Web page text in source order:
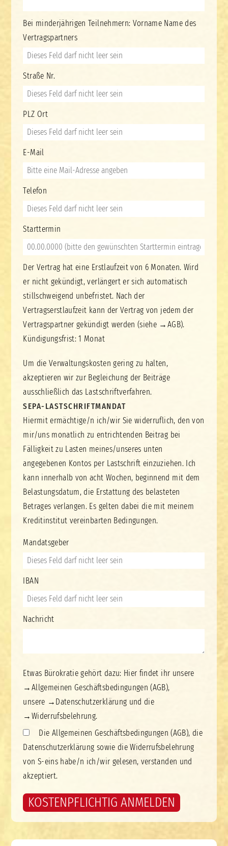
Bei minderjährigen Teilnehmern: Vorname Name des
Vertragspartners
Straße Nr.
PLZ Ort
E-Mail
Telefon
Starttermin
Der Vertrag hat eine Erstlaufzeit von 6 Monaten. Wird
er nicht gekündigt, verlängert er sich automatisch
stillschweigend unbefristet. Nach der
Vertragserstlaufzeit kann der Vertrag von jedem der
Vertragspartner gekündigt werden (siehe → AGB).
Kündigungsfrist: 1 Monat
Um die Verwaltungskosten gering zu halten,
akzeptieren wir zur Begleichung der Beiträge
ausschließlich das Lastschriftverfahren.
SEPA-LASTSCHRIFTMANDAT
Hiermit ermächtige/n ich/wir Sie widerruflich, den von
mir/uns monatlich zu entrichtenden Beitrag bei
Fälligkeit zu Lasten meines/unseres unten
angegebenen Kontos per Lastschrift einzuziehen. Ich
kann innerhalb von acht Wochen, beginnend mit dem
Belastungsdatum, die Erstattung des belasteten
Betrages verlangen. Es gelten dabei die mit meinem
Kreditinstitut vereinbarten Bedingungen.
Mandatsgeber
IBAN
Nachricht
Etwas Bürokratie gehört dazu: Hier findet ihr unsere
→ Allgemeinen Geschäftsbedingungen (AGB),
unsere → Datenschutzerklärung und die
→ Widerrufsbelehrung.
Die Allgemeinen Geschäftsbedingungen (AGB), die
Datenschutzerklärung sowie die Widerrufsbelehrung
von S-eins habe/n ich/wir gelesen, verstanden und
akzeptiert.